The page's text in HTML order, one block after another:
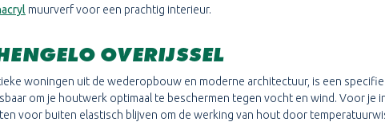
muurverf voor een prachtig interieur.
OVERIJSSEL
woningen uit de wederopbouw en moderne architectuur, is een
om je houtwerk optimaal te beschermen tegen vocht en wind. Voor je
voor buiten elastisch blijven om de werking van hout door